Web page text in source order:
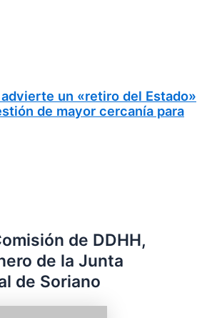
un «retiro del Estado»
de mayor cercanía para
de DDHH,
de la Junta
de Soriano